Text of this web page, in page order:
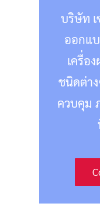
บริษัท
ออกแ
เครื่อ
ชนิดต่า
ควบคุม